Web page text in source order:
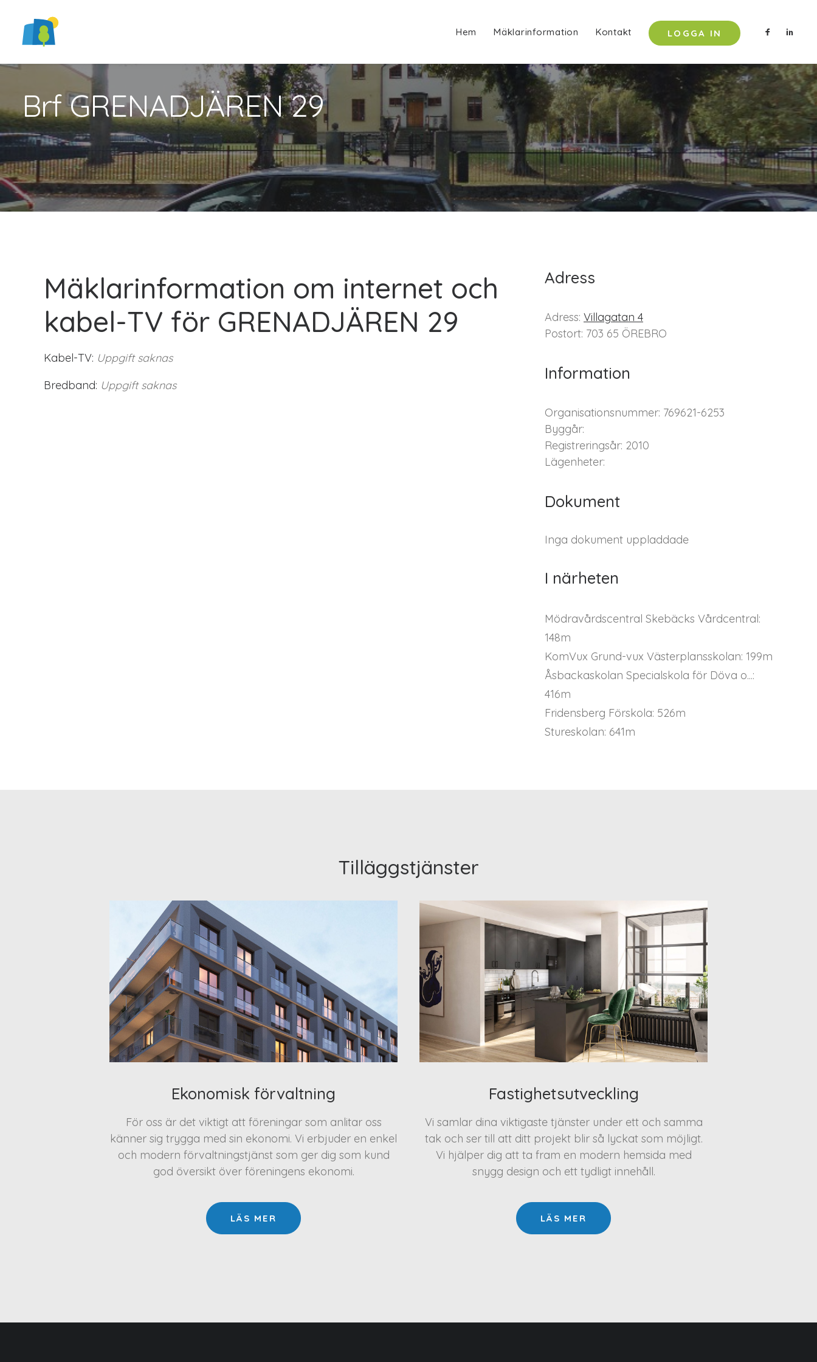
Hem Mäklarinformation Kontakt LOGGA IN
Brf GRENADJÄREN 29
Mäklarinformation om internet och
kabel-TV för GRENADJÄREN 29
Kabel-TV: Uppgift saknas
Bredband: Uppgift saknas
Adress
Adress: Villagatan 4
Postort: 703 65 ÖREBRO
Information
Organisationsnummer: 769621-6253
Byggår:
Registreringsår: 2010
Lägenheter:
Dokument
Inga dokument uppladdade
I närheten
Mödravårdscentral Skebäcks Vårdcentral:
148m
KomVux Grund-vux Västerplansskolan: 199m
Åsbackaskolan Specialskola för Döva o...:
416m
Fridensberg Förskola: 526m
Stureskolan: 641m
Tilläggstjänster
Ekonomisk förvaltning
För oss är det viktigt att föreningar som anlitar oss
känner sig trygga med sin ekonomi. Vi erbjuder en enkel
och modern förvaltningstjänst som ger dig som kund
god översikt över föreningens ekonomi.
LÄS MER
Fastighetsutveckling
Vi samlar dina viktigaste tjänster under ett och samma
tak och ser till att ditt projekt blir så lyckat som möjligt.
Vi hjälper dig att ta fram en modern hemsida med
snygg design och ett tydligt innehåll.
LÄS MER